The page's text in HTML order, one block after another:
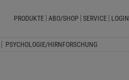
PRODUKTE ABO/SHOP SERVICE LOGIN
PSYCHOLOGIE/HIRNFORSCHUNG